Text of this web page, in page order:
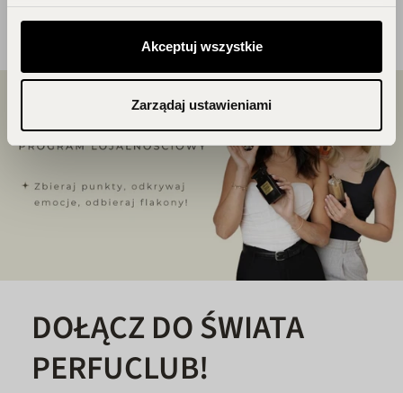
Akceptuj wszystkie
Zarządaj ustawieniami
DOŁĄCZ DO ŚWIATA
PERFUCLUB!